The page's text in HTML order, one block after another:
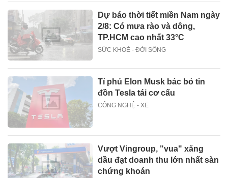
Dự báo thời tiết miền Nam ngày
2/8: Có mưa rào và dông,
TP.HCM cao nhất 33°C
SỨC KHOẺ - ĐỜI SỐNG
Tỉ phú Elon Musk bác bỏ tin
đồn Tesla tái cơ cấu
CÔNG NGHỆ - XE
Vượt Vingroup, "vua" xăng
dầu đạt doanh thu lớn nhất sàn
chứng khoán